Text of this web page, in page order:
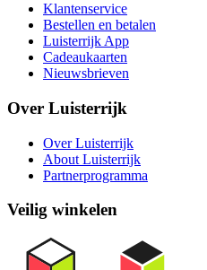
Klantenservice
Bestellen en betalen
Luisterrijk App
Cadeaukaarten
Nieuwsbrieven
Over Luisterrijk
Over Luisterrijk
About Luisterrijk
Partnerprogramma
Veilig winkelen